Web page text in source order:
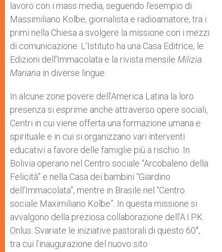
lavoro con i mass media, seguendo l’esempio di
Massimiliano Kolbe, giornalista e radioamatore, tra i
primi nella Chiesa a svolgere la missione con i mezzi
di comunicazione. L’Istituto ha una Casa Editrice, le
Edizioni dell’Immacolata e la rivista mensile Milizia
Mariana in diverse lingue.
In alcune zone povere dell’America Latina la loro
presenza si esprime anche attraverso opere sociali,
Centri in cui viene offerta una formazione umana e
spirituale e in cui si organizzano vari interventi
educativi a favore delle famiglie più a rischio. In
Bolivia operano nel Centro sociale “Arcobaleno della
Felicità” e nella Casa dei bambini “Giardino
dell’Immacolata”, mentre in Brasile nel “Centro
sociale Maximiliano Kolbe”. In questa missione si
avvalgono della preziosa collaborazione dell’A.I.P.K.
Onlus. Svariate le iniziative pastorali di questo 60°,
tra cui l’inaugurazione del nuovo sito